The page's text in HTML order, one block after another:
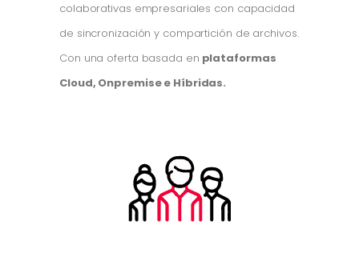
colaborativas empresariales con capacidad
de sincronización y compartición de archivos.
Con una oferta basada en plataformas
Cloud, Onpremise e Híbridas.